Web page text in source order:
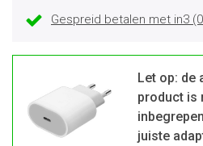
Gespreid betalen met in3
Let op: de
product is
juiste